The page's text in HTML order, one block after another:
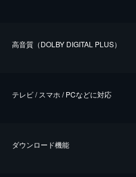
⾼⾳質（DOLBY DIGITAL PLUS）
テレビ / スマホ / PCなどに対応
ダウンロード機能